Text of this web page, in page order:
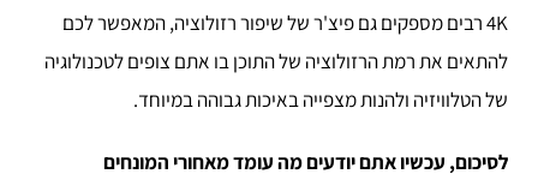
4K רבים מספקים גם פיצ'ר של שיפור רזולוציה, המאפשר לכם
להתאים את רמת הרזולוציה של התוכן בו אתם צופים לטכנולוגיה
של הטלוויזיה ולהנות מצפייה באיכות גבוהה במיוחד.
לסיכום, עכשיו אתם יודעים מה עומד מאחורי המונחים